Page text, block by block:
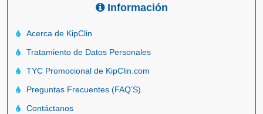
Información
Acerca de KipClin
Tratamiento de Datos Personales
TYC Promocional de KipClin.com
Preguntas Frecuentes (FAQ’S)
Contáctanos